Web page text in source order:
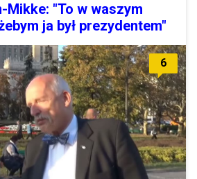
Mikke: "To w waszym
ja był prezydentem"
6